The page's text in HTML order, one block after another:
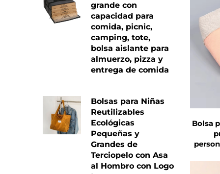
Maquillaje puede reutilizarse
seguros.
3. Diseño Portátil y Ahorro de
La Bolsa de Maquillaje destaca por
Disponible en varios tamaños, desde
en bolsos, mochilas, maletas o
Las bolsas de cosméticos
gama completa de productos para
almacenarlas fácilmente cuando no
grande con
capacidad para
comida, picnic,
camping, tote,
bolsa aislante para
almuerzo, pizza y
entrega de comida
Bolsas para Niñas
Reutilizables
Ecológicas
Pequeñas y
Grandes de
Terciopelo con Asa
al Hombro con Logo
Bolsa